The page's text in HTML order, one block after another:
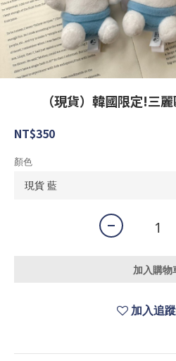
（現貨）韓國限定!三
NT$350
顏色
加入購物
加入追